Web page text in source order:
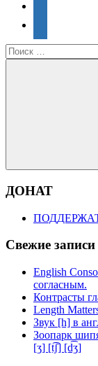
Поиск
для:
ДОНАТ
Свежие записи
English
согласным.
Контрасты
Length
Звук [h] в
Зоопарк
[ʒ] [t͡ʃ] [d͡ʒ]